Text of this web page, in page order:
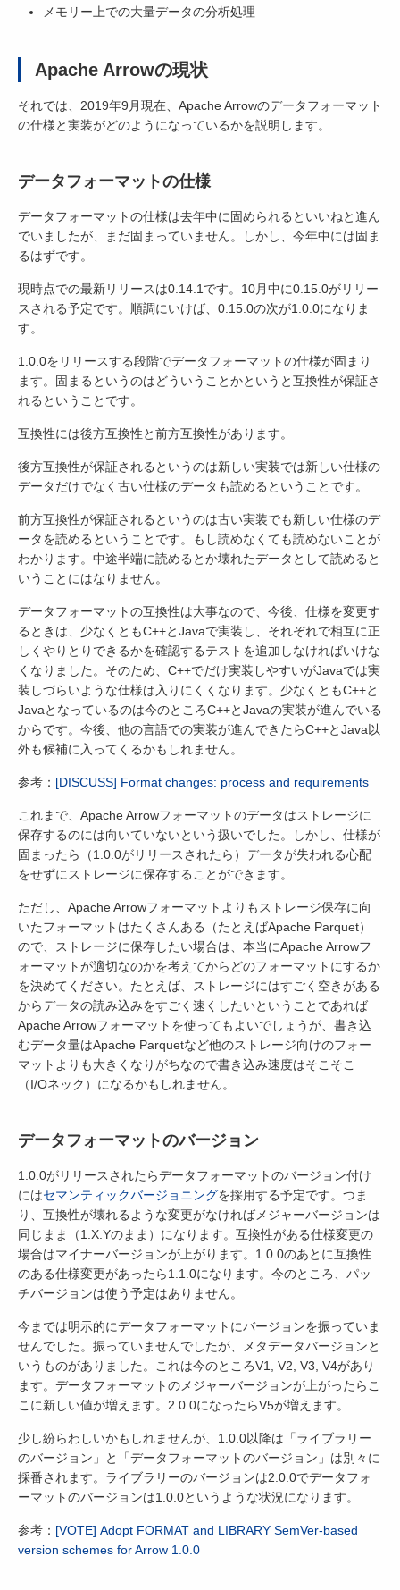
メモリー上での大量データの分析処理
Apache Arrowの現状
それでは、2019年9月現在、Apache Arrowのデータフォーマット
の仕様と実装がどのようになっているかを説明します。
データフォーマットの仕様
データフォーマットの仕様は去年中に固められるといいねと進ん
でいましたが、まだ固まっていません。しかし、今年中には固ま
るはずです。
現時点での最新リリースは0.14.1です。10月中に0.15.0がリリー
スされる予定です。順調にいけば、0.15.0の次が1.0.0になりま
す。
1.0.0をリリースする段階でデータフォーマットの仕様が固まり
ます。固まるというのはどういうことかというと互換性が保証さ
れるということです。
互換性には後方互換性と前方互換性があります。
後方互換性が保証されるというのは新しい実装では新しい仕様の
データだけでなく古い仕様のデータも読めるということです。
前方互換性が保証されるというのは古い実装でも新しい仕様のデ
ータを読めるということです。もし読めなくても読めないことが
わかります。中途半端に読めるとか壊れたデータとして読めると
いうことにはなりません。
データフォーマットの互換性は大事なので、今後、仕様を変更す
るときは、少なくともC++とJavaで実装し、それぞれで相互に正
しくやりとりできるかを確認するテストを追加しなければいけな
くなりました。そのため、C++でだけ実装しやすいがJavaでは実
装しづらいような仕様は入りにくくなります。少なくともC++と
Javaとなっているのは今のところC++とJavaの実装が進んでいる
からです。今後、他の言語での実装が進んできたらC++とJava以
外も候補に入ってくるかもしれません。
参考： [DISCUSS] Format changes: process and requirements
これまで、Apache Arrowフォーマットのデータはストレージに
保存するのには向いていないという扱いでした。しかし、仕様が
固まったら（1.0.0がリリースされたら）データが失われる心配
をせずにストレージに保存することができます。
ただし、Apache Arrowフォーマットよりもストレージ保存に向
いたフォーマットはたくさんある（たとえばApache Parquet）
ので、ストレージに保存したい場合は、本当にApache Arrowフ
ォーマットが適切なのかを考えてからどのフォーマットにするか
を決めてください。たとえば、ストレージにはすごく空きがある
からデータの読み込みをすごく速くしたいということであれば
Apache Arrowフォーマットを使ってもよいでしょうが、書き込
むデータ量はApache Parquetなど他のストレージ向けのフォー
マットよりも大きくなりがちなので書き込み速度はそこそこ
（I/Oネック）になるかもしれません。
データフォーマットのバージョン
1.0.0がリリースされたらデータフォーマットのバージョン付け
にはセマンティックバージョニングを採用する予定です。つま
り、互換性が壊れるような変更がなければメジャーバージョンは
同じまま（1.X.Yのまま）になります。互換性がある仕様変更の
場合はマイナーバージョンが上がります。1.0.0のあとに互換性
のある仕様変更があったら1.1.0になります。今のところ、パッ
チバージョンは使う予定はありません。
今までは明示的にデータフォーマットにバージョンを振っていま
せんでした。振っていませんでしたが、メタデータバージョンと
いうものがありました。これは今のところV1, V2, V3, V4があり
ます。データフォーマットのメジャーバージョンが上がったらこ
こに新しい値が増えます。2.0.0になったらV5が増えます。
少し紛らわしいかもしれませんが、1.0.0以降は「ライブラリー
のバージョン」と「データフォーマットのバージョン」は別々に
採番されます。ライブラリーのバージョンは2.0.0でデータフォ
ーマットのバージョンは1.0.0というような状況になります。
参考： [VOTE] Adopt FORMAT and LIBRARY SemVer-based
version schemes for Arrow 1.0.0